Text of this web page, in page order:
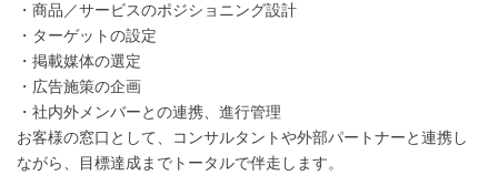
・商品／サービスのポジショニング設計
・ターゲットの設定
・掲載媒体の選定
・広告施策の企画
・社内外メンバーとの連携、進行管理
お客様の窓口として、コンサルタントや外部パートナーと連携し
ながら、目標達成までトータルで伴走します。